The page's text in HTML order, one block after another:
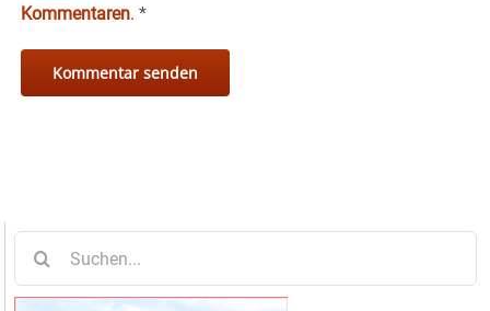
Kommentaren. *
nach: